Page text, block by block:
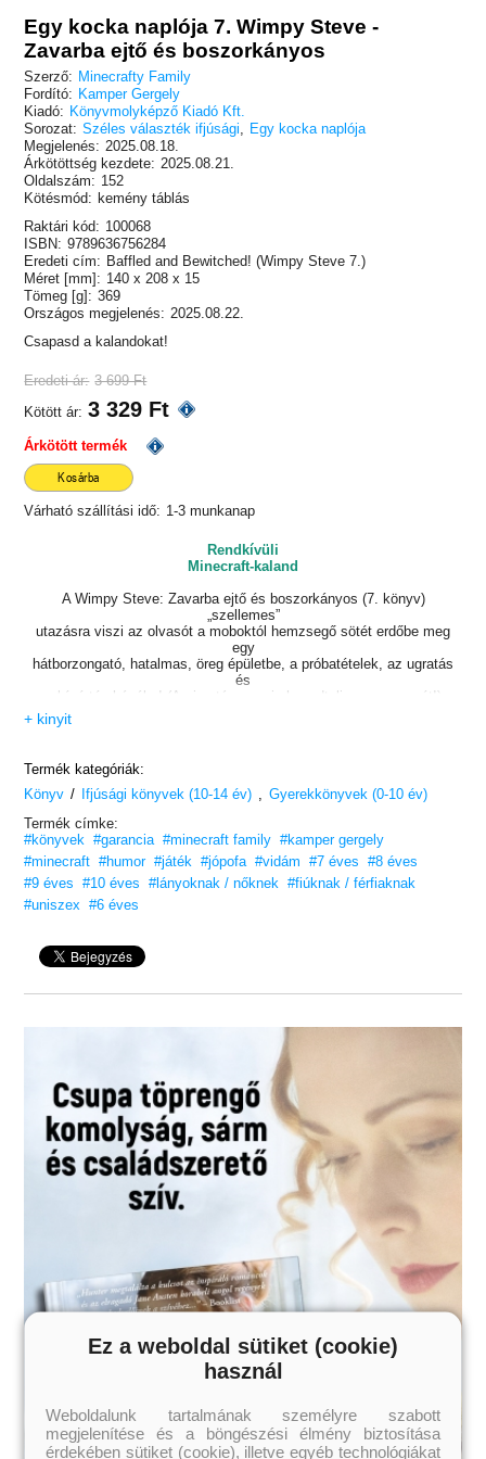
Egy kocka naplója 7. Wimpy Steve -
Zavarba ejtő és boszorkányos
Szerző: Minecrafty Family
Fordító: Kamper Gergely
Kiadó: Könyvmolyképző Kiadó Kft.
Sorozat: Széles választék ifjúsági
Egy kocka naplója
Megjelenés: 2025.08.18.
Árkötöttség kezdete: 2025.08.21.
Oldalszám: 152
Kötésmód: kemény táblás
Raktári kód: 100068
ISBN: 9789636756284
Eredeti cím: Baffled and Bewitched! (Wimpy Steve 7.)
Méret [mm]: 140 x 208 x 15
Tömeg [g]: 369
Országos megjelenés: 2025.08.22.
Csapasd a kalandokat!
Eredeti ár: 3 699 Ft
Kötött ár: 3 329 Ft
Árkötött termék
Kosárba
Várható szállítási idő: 1-3 munkanap
Rendkívüli
Minecraft-kaland
A Wimpy Steve: Zavarba ejtő és boszorkányos (7. könyv)
„szellemes”
utazásra viszi az olvasót a moboktól hemzsegő sötét erdőbe meg
egy
hátborzongató, hatalmas, öreg épületbe, a próbatételek, az ugratás
és
a kísértés házába! (Ami aztán nem is hazudtolja meg a nevét!)
(meg jó pár régit félelmetes új meglepetésekkel!), szüntelenül a fejét
töri, hogy zavarba ejtő rejtvények sorát oldja meg, végül pedig egy
csodálatosan édes, új fi nomsággal áll elő! Mindeközben fontos
- Az a legrosszabb csapda, amit azután találunk meg, hogy pórul
jártunk!
- A Minecraftban vannak kísértetek!
- A boszorkányokat csak boszorkányos ügyességgel lehet elkerülni!
és boszorkányos kötelező olvasmány azoknak a gyerekeknek, akik
retik a Minecraftot. A 6 és 14 év közöttiek még akkor is alig várják,
hogy belevethessék magukat ezekbe a kalandokba, ha amúgy nem
rajon-
ganak az olvasásért!
Csapasd a kalandokat!
+ kinyit
Termék kategóriák:
Könyv / Ifjúsági könyvek (10-14 év)
Gyerekkönyvek (0-10 év)
Termék címke:
#könyvek #garancia #minecraft family #kamper gergely
#minecraft #humor #játék #jópofa #vidám #7 éves
#8 éves
#9 éves
#10 éves #lányoknak / nőknek #fiúknak / férfiaknak
#uniszex #6 éves
Ez a weboldal sütiket (cookie)
használ
Weboldalunk tartalmának személyre szabott
megjelenítése és a böngészési élmény biztosítása
érdekében sütiket (cookie), illetve egyéb technológiákat